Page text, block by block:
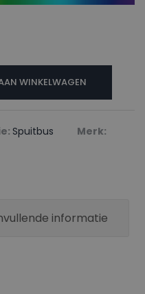
WINKELWAGEN
Spuitbus
Merk:
informatie